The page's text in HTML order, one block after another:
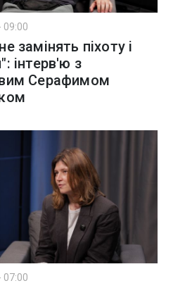
09:00
замінять піхоту і
інтерв'ю з
Серафимом
07:00